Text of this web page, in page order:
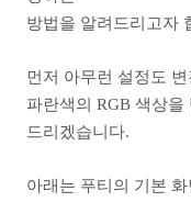
방법을 알려드리고자
먼저 아무런 설정도
파란색의 RGB 색상
드리겠습니다.
아래는 푸티의 기본